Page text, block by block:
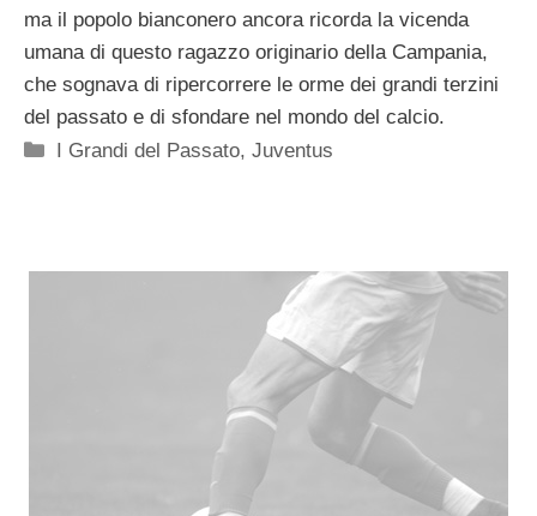
ma il popolo bianconero ancora ricorda la vicenda
umana di questo ragazzo originario della Campania,
che sognava di ripercorrere le orme dei grandi terzini
del passato e di sfondare nel mondo del calcio.
Categorie
I Grandi del Passato,Juventus